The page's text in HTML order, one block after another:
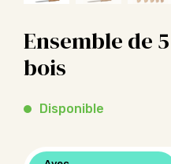
Ensemble de
bois
Disponible